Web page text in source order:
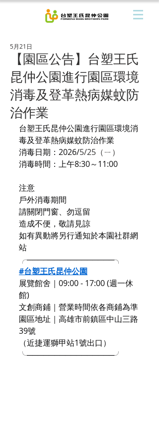
【園區公告】台塑王氏
昆仲公園進行園區環境
消毒及登革熱病媒蚊防
治作業
5月21日
台塑王氏昆仲公園進行園區環境消
毒及登革熱病媒蚊防治作業
消毒日期：2026/5/25（ㄧ）
消毒時間：上午8:30～11:00
注意
戶外消毒期間
請關閉門窗、勿逗留
造成不便，敬請見諒
如有異動將另行通知於本園社群網
站
╭────────────────╮
#台塑王氏昆仲公園
展覽館舍｜09:00 - 17:00 (週一休
館)
文創商鋪｜營業時間依各商鋪為準
園區地址｜高雄市前鎮區中山三路
39號
（近捷運獅甲站1號出口）
╰────────────────╯